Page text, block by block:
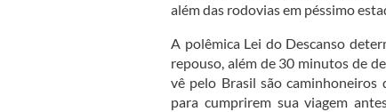
além das rodovias em péssimo
A polêmica Lei do Descanso
repouso, além de 30 minutos de
vê pelo Brasil são
para cumprirem sua viagem